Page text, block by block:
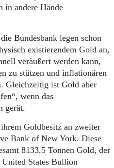
in andere Hände
Bundesbank legen schon
existierendem Gold an,
veräußert werden kann,
zu stützen und inflationären
Gleichzeitig ist Gold aber
wenn das
gerät.
Goldbesitz an zweiter
Bank of New York. Diese
8133,5 Tonnen Gold, der
States Bullion